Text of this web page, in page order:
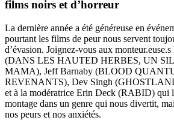
films noirs et d’horreur
La dernière année a été généreuse en
pourtant les films de peur nous servent
d’évasion. Joignez-vous aux
(DANS LES HAUTED HERBES, UN
MAMA), Jeff Barnaby (BLOOD
REVENANTS), Dev Singh
et à la modératrice Erin Deck (RABID) qui
montage dans un genre qui nous divertit,
nos peurs et nos anxiétés.